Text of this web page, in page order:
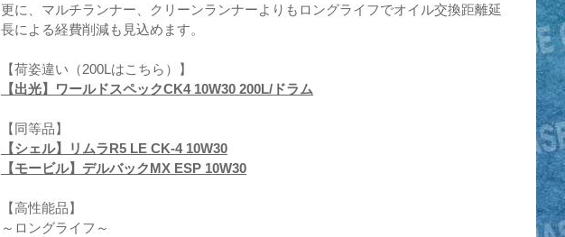
更に、マルチランナー、クリーンランナーよりもロングライフでオイル交換距離延
長による経費削減も見込めます。
【荷姿違い（200Lはこちら）】
【出光】ワールドスペックCK4 10W30 200L/ドラム
【同等品】
【シェル】リムラR5 LE CK-4 10W30
【モービル】デルバックMX ESP 10W30
【高性能品】
～ロングライフ～